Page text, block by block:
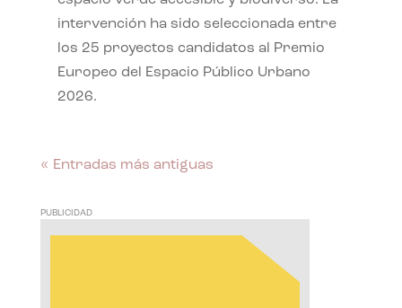
intervención ha sido seleccionada entre
los 25 proyectos candidatos al Premio
Europeo del Espacio Público Urbano
2026.
« Entradas más antiguas
PUBLICIDAD